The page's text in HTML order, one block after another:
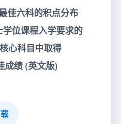
佳六科的积点分布
学位课程入学要求的
心科目中取得
成绩 (英文版)